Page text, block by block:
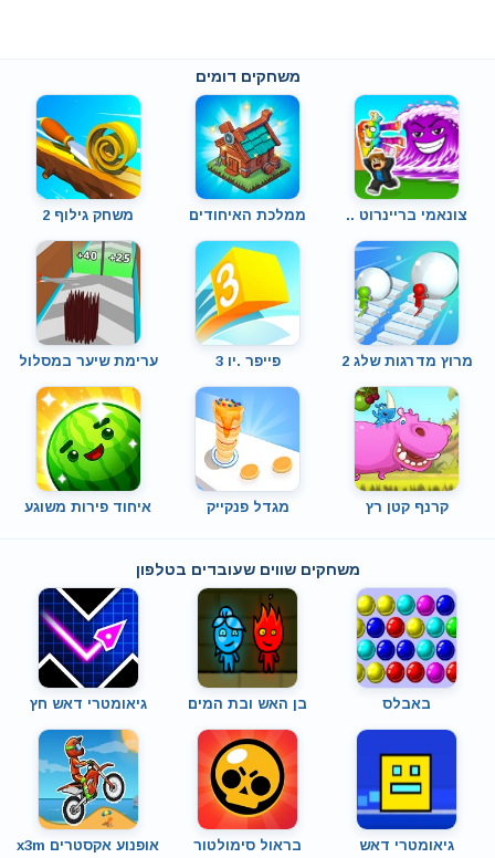
משחקים דומים
צונאמי בריינרוט .. ממלכת האיחודים משחק גילוף 2
מרוץ מדרגות שלג 2 פייפר .יו 3 ערימת שיער במסלול
קרנף קטן רץ מגדל פנקייק איחוד פירות משוגע
משחקים שווים שעובדים בטלפון
באבלס בן האש ובת המים גיאומטרי דאש חץ
גיאומטרי דאש בראול סימולטור אופנוע אקסטרים x3m